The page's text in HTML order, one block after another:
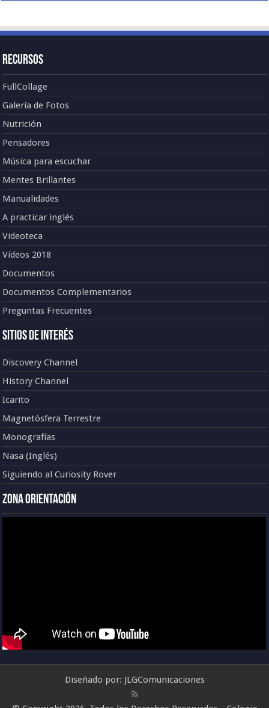
Recursos
FullCollage
Galería de Fotos
Nutrición
Pensadores
Música para escuchar
Mentes Brillantes
Manualidades
A practicar inglés
Videoteca
Vídeos 2018
Documentos
Documentos Complementarios
Preguntas Frecuentes
Sitios de Interés
Discovery Channel
History Channel
Icarito
Magnetósfera Terrestre
Monografías
Nasa (Inglés)
Siguiendo al Curiosity Rover
Zona Orientación
Diseñado por: JLGComunicaciones